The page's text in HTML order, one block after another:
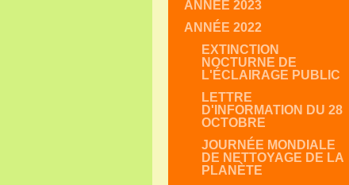
ANNÉE 2023
ANNÉE 2022
EXTINCTION
NOCTURNE DE
L'ÉCLAIRAGE PUBLIC
LETTRE
D'INFORMATION DU 28
OCTOBRE
JOURNÉE MONDIALE
DE NETTOYAGE DE LA
PLANÈTE